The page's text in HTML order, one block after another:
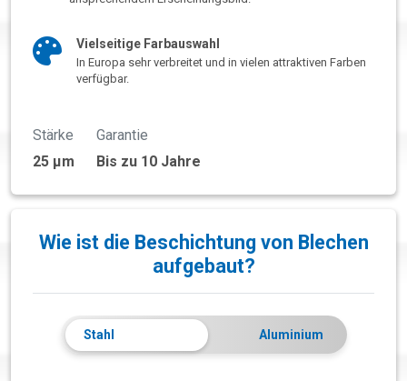
Vielseitige Farbauswahl
In Europa sehr verbreitet und in vielen attraktiven Farben
verfügbar.
Stärke
25 µm
Garantie
Bis zu 10 Jahre
Wie ist die Beschichtung von Blechen
aufgebaut?
Stahl Aluminium